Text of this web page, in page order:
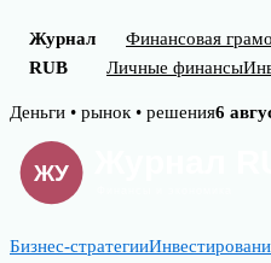
Журнал
RUB
Финансовая
Личные финансы
Skip
content
Деньги • рынок • решения6
Бизнес-стратегии